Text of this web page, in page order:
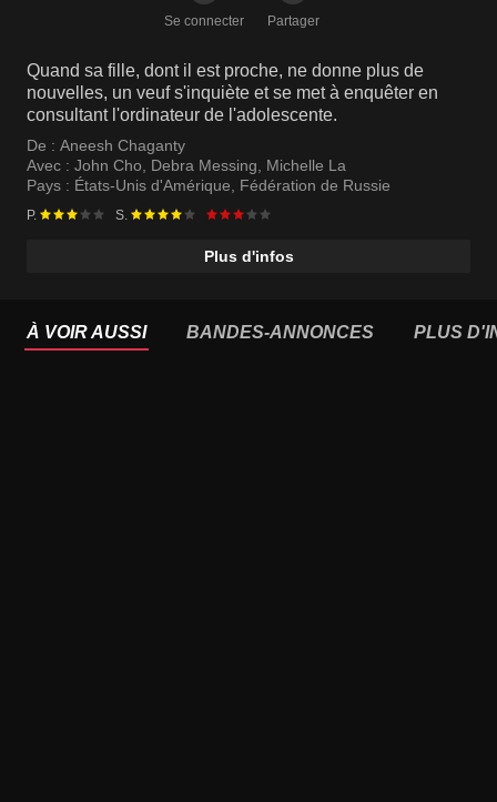
Se connecter Partager
Quand sa fille, dont il est proche, ne donne plus de
nouvelles, un veuf s'inquiète et se met à enquêter en
consultant l'ordinateur de l'adolescente.
De : Aneesh Chaganty
Avec : John Cho, Debra Messing, Michelle La
Pays : États-Unis d'Amérique, Fédération de Russie
P. S.
Plus d'infos
À VOIR AUSSI BANDES-ANNONCES PLUS